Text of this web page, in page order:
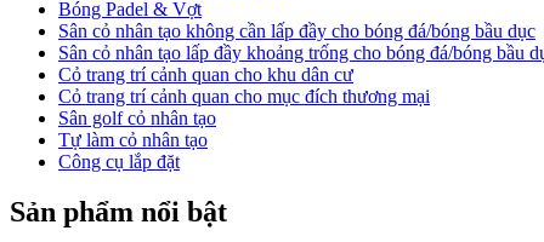
Bóng Padel & Vợt
Sân cỏ nhân tạo không cần lấp đầy cho bóng đá/bóng bầu dục
Sân cỏ nhân tạo lấp đầy khoảng trống cho bóng đá/bóng bầu
Cỏ trang trí cảnh quan cho khu dân cư
Cỏ trang trí cảnh quan cho mục đích thương mại
Sân golf cỏ nhân tạo
Tự làm cỏ nhân tạo
Công cụ lắp đặt
Sản phẩm nổi bật